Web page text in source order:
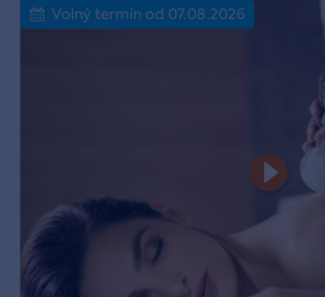
Volný termín od 07.08.2026